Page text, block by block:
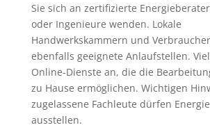
Sie sich an zertifizierte
oder Ingenieure wenden. Lokale
Handwerkskammern und
ebenfalls geeignete Anlaufstellen.
Online-Dienste an, die die
zu Hause ermöglichen. Wichtigen
zugelassene Fachleute dürfen
ausstellen.